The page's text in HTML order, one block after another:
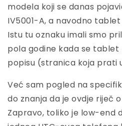
modela koji se danas
IV5001-A, a navodno
Istu tu oznaku imali smo
pola godine kada se tablet
popisu (stranica koja prati
Već sam pogled na
do znanja da je ovdje riječ
Zapravo, toliko je low-end